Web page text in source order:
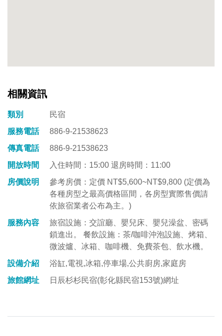
相關資訊
類別
民宿
服務電話
886-9-21538623
傳真電話
886-9-21538623
開放時間
入住時間：15:00 退房時間：11:00
房價說明
參考房價：定價 NT$5,600~NT$9,800 (定價為
各種房型之最高價格區間，各房型實際售價請
依旅宿業者公布為主。)
服務內容
旅宿設施：交誼廳、嬰兒床、嬰兒澡盆、密碼
鎖進出。 餐飲設施：茶/咖啡沖泡設施、烤箱、
微波爐、冰箱、咖啡機、免費茶包、飲水機。
設備介紹
浴缸,電視,冰箱,停車場,公共廚房,家庭房
旅館網址
日辰杉杉民宿(彰化縣民宿153號)網址